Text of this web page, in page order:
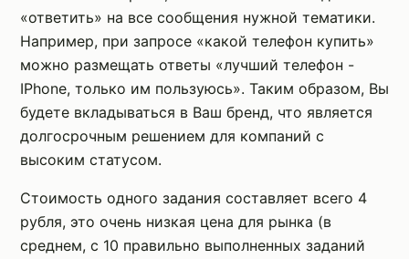
«ответить» на все сообщения нужной тематики.
Например, при запросе «какой телефон купить»
можно размещать ответы «лучший телефон -
IPhone, только им пользуюсь». Таким образом, Вы
будете вкладываться в Ваш бренд, что является
долгосрочным решением для компаний с
высоким статусом.
Стоимость одного задания составляет всего 4
рубля, это очень низкая цена для рынка (в
среднем, с 10 правильно выполненных заданий